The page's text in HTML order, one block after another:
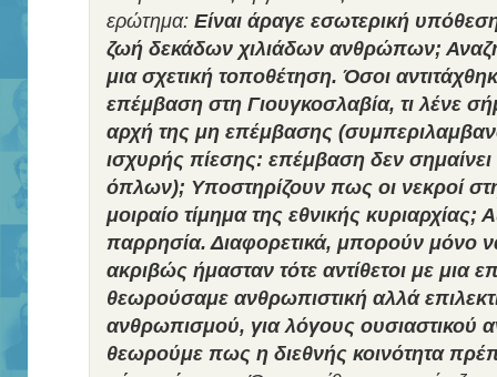
ερώτημα: Είναι άραγε εσωτερική
ζωή δεκάδων χιλιάδων ανθρώπων;
μια σχετική τοποθέτηση. Όσοι
επέμβαση στη Γιουγκοσλαβία, τι λένε
αρχή της μη επέμβασης
ισχυρής πίεσης: επέμβαση δεν σημαίνει
όπλων); Υποστηρίζουν πως οι νεκροί
μοιραίο τίμημα της εθνικής κυριαρχίας;
παρρησία. Διαφορετικά, μπορούν μόνο
ακριβώς ήμασταν τότε αντίθετοι με μια
θεωρούσαμε ανθρωπιστική αλλά
ανθρωπισμού, για λόγους ουσιαστικού
θεωρούμε πως η διεθνής κοινότητα